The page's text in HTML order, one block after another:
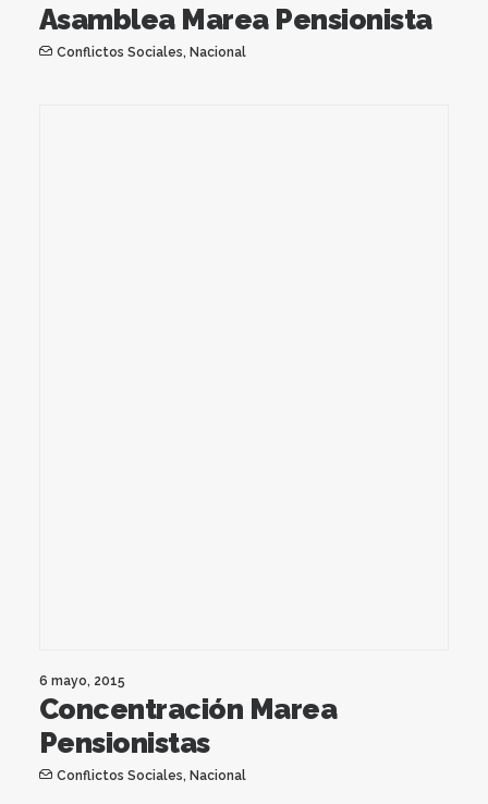
Asamblea Marea Pensionista
Conflictos Sociales, Nacional
6 mayo, 2015
Concentración Marea
Pensionistas
Conflictos Sociales, Nacional